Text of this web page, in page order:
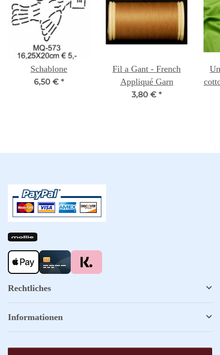
Schablone
6,50 € *
Fil a Gant - French
Appliqué Garn
3,80 € *
Rechtliches
Informationen